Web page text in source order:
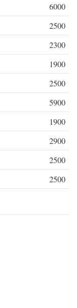
6000
2500
2300
1900
2500
5900
1900
2900
2500
2500